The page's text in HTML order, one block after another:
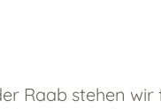
Raab stehen wir